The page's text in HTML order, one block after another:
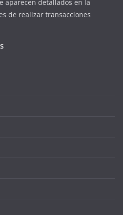
aparecen detallados en la
de realizar transacciones